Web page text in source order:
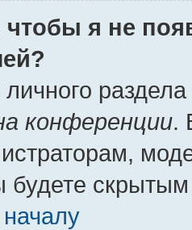
чтобы я не
личного
конференции.
будете